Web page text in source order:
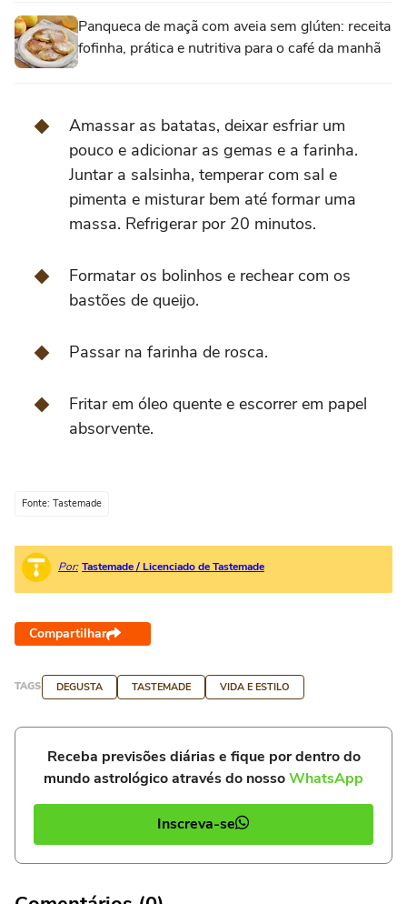
Panqueca de maçã com aveia sem glúten: receita
fofinha, prática e nutritiva para o café da manhã
Amassar as batatas, deixar esfriar um
pouco e adicionar as gemas e a farinha.
Juntar a salsinha, temperar com sal e
pimenta e misturar bem até formar uma
massa. Refrigerar por 20 minutos.
Formatar os bolinhos e rechear com os
bastões de queijo.
Passar na farinha de rosca.
Fritar em óleo quente e escorrer em papel
absorvente.
Fonte: Tastemade
Por: Tastemade / Licenciado de Tastemade
Compartilhar
TAGS DEGUSTA TASTEMADE VIDA E ESTILO
Receba previsões diárias e fique por dentro do
mundo astrológico através do nossoWhatsApp
Inscreva-se